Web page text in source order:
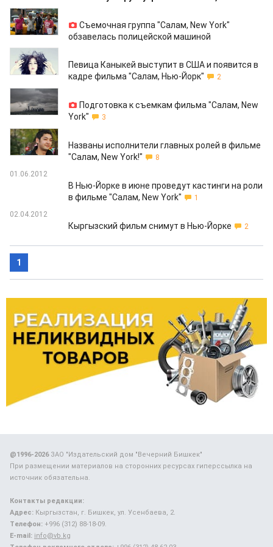
04.09.2012
Съемочная группа "Салам, New York"
обзавелась полицейской машиной
29.08.2012
Певица Каныкей выступит в США и появится в
кадре фильма "Салам, Нью-Йорк"
2
08.08.2012
Подготовка к съемкам фильма "Салам, New
York"
3
05.07.2012
Названы исполнители главных ролей в фильме
"Салам, New York!"
8
01.06.2012
В Нью-Йорке в июне проведут кастинги на роли
в фильме "Салам, New York"
1
02.04.2012
Кыргызский фильм снимут в Нью-Йорке 2
1
@1996-2026ЗАО "Издательский дом "Вечерний Бишкек"
При размещении материалов на сторонних ресурсах гиперссылка на
источник обязательна.
Контакты редакции:
Адрес: Кыргызстан, г. Бишкек, ул. Усенбаева, 2.
Телефон: +996 (312) 88-18-09.
E-mail: info@vb.kg